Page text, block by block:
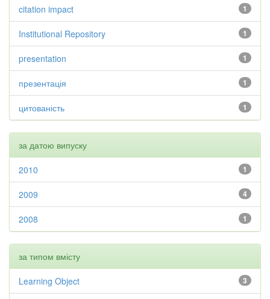
1
citation impact
1
Institutional Repository
1
presentation
1
презентація
1
цитованість
за датою випуску
1
2010
4
2009
1
2008
за типом вмісту
3
Learning Object